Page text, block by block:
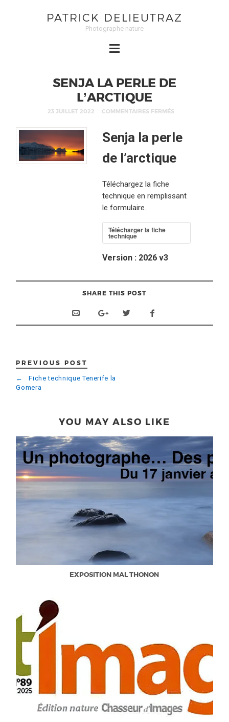
PATRICK DELIEUTRAZ
Photographe nature
SENJA LA PERLE DE
L’ARCTIQUE
23 JUILLET 2022 COMMENTAIRES FERMÉS
Senja la perle
de l’arctique
Téléchargez la fiche
technique en remplissant
le formulaire.
Télécharger la fiche
technique
Version : 2026 v3
SHARE THIS POST
PREVIOUS POST
←
Fiche technique Tenerife la
Gomera
YOU MAY ALSO LIKE
EXPOSITION MAL THONON